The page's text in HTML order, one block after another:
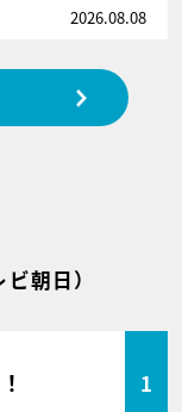
2026.08.08
ビ朝日）
1